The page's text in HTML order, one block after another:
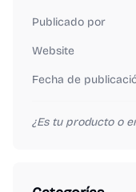
Publicado por
Website
Fecha de
¿Es tu producto o